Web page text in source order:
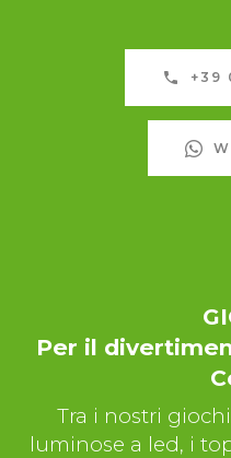
+39
Per il
Tra i nostri
luminose a led, i